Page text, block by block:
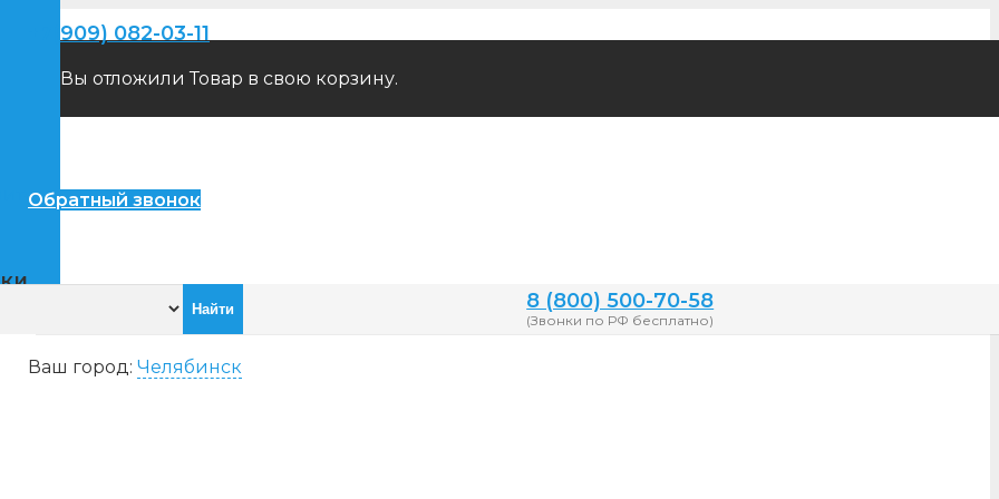
Вы отложили Товар в свою корзину.
+7(909) 082-03-11
Обратный звонок
Ваш город: Челябинск
8 (800) 500-70-58
(Звонки по РФ бесплатно)